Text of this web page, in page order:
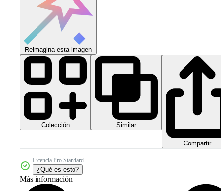
Reimagina esta imagen
Colección Similar
Compartir
Licencia Pro Standard
¿Qué es esto?
Más información